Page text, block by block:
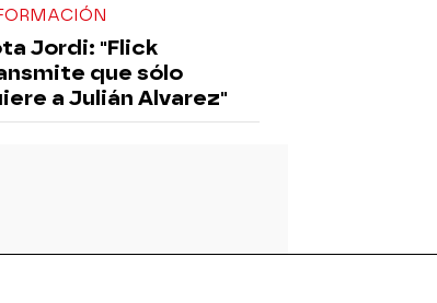
Jordi: "Flick
que sólo
a Julián Alvarez"